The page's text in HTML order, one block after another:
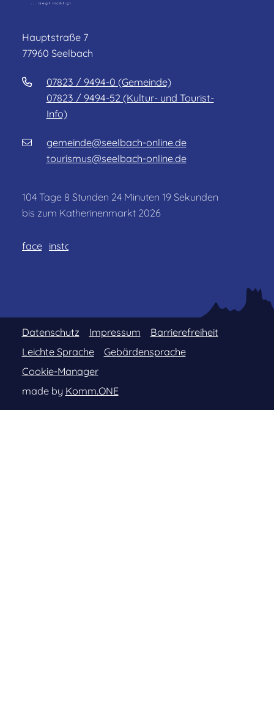
Hauptstraße 7
77960 Seelbach
07823 / 9494-0 (Gemeinde)
07823 / 9494-52 (Kultur- und Tourist-
Info)
gemeinde@seelbach-online.de
tourismus@seelbach-online.de
104 Tage 8 Stunden 24 Minuten 19 Sekunden
bis zum Katherinenmarkt 2026
facebookinstagram
Datenschutz Impressum
Barrierefreiheit
Leichte Sprache
Gebärdensprache
Cookie-Manager
made by Komm.ONE